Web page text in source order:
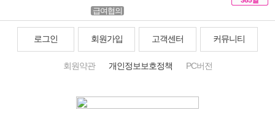
급여협의
로그인 회원가입 고객센터 커뮤니티
회원약관 개인정보보호정책 PC버전